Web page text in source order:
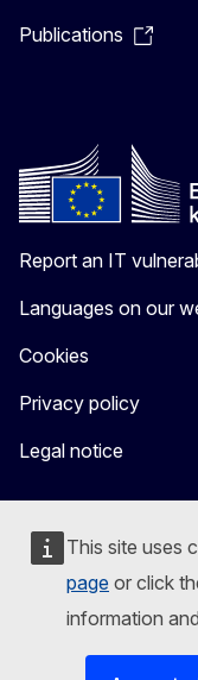
This site uses
page or click
information
Publications
Report an IT
Languages on our
Cookies
Privacy policy
Legal notice